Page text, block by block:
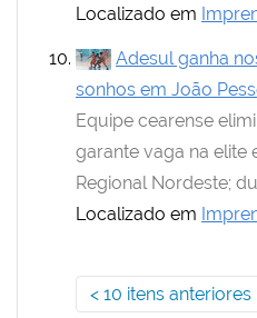
Localizado em
Adesul ganha
sonhos em João
Equipe cearense
garante vaga na elite
Regional Nordeste;
Localizado em
10 itens anteriores